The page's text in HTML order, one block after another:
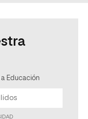
Educación